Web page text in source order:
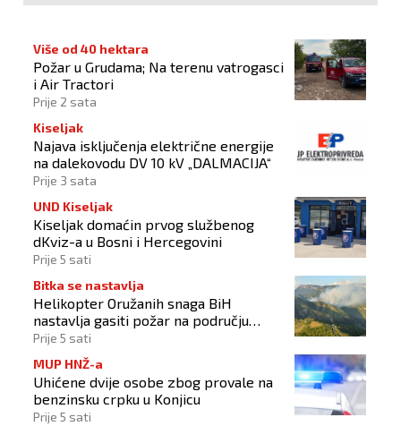
Više od 40 hektara
Požar u Grudama; Na terenu vatrogasci
i Air Tractori
Prije 2 sata
Kiseljak
Najava isključenja električne energije
na dalekovodu DV 10 kV „DALMACIJA“
Prije 3 sata
UND Kiseljak
Kiseljak domaćin prvog službenog
dKviz-a u Bosni i Hercegovini
Prije 5 sati
Bitka se nastavlja
Helikopter Oružanih snaga BiH
nastavlja gasiti požar na području
Konjica
Prije 5 sati
MUP HNŽ-a
Uhićene dvije osobe zbog provale na
benzinsku crpku u Konjicu
Prije 5 sati